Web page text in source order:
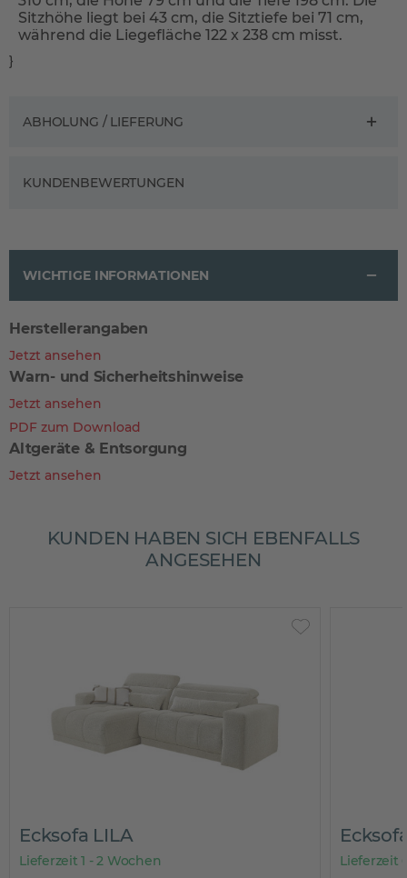
Sitzhöhe liegt bei 43 cm, die Sitztiefe bei 71 cm,
während die Liegefläche 122 x 238 cm misst.
}
ABHOLUNG / LIEFERUNG
KUNDENBEWERTUNGEN
WICHTIGE INFORMATIONEN
Herstellerangaben
Jetzt ansehen
Warn- und Sicherheitshinweise
Jetzt ansehen
PDF zum Download
Altgeräte & Entsorgung
Jetzt ansehen
KUNDEN HABEN SICH EBENFALLS
ANGESEHEN
Ecksofa LILA
Lieferzeit 1 - 2 Wochen Lieferzeit